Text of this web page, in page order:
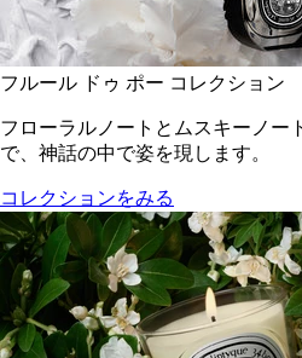
フルール ドゥ ポー コレクション
フローラルノートとムスキーノー
で、神話の中で姿を現します。
コレクションをみる